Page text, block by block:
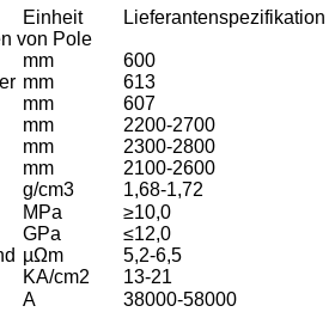
Einheit
Lieferantenspezifikation
von Pole
mm
600
mm
613
mm
607
mm
2200-2700
mm
2300-2800
mm
2100-2600
g/cm3
1,68-1,72
MPa
≥10,0
GPa
≤12,0
µΩm
5,2-6,5
KA/cm2
13-21
A
38000-58000